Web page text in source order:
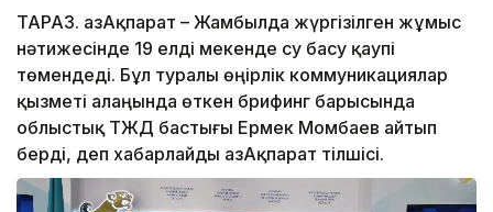
ТАРАЗ. ҚазАқпарат – Жамбылда жүргізілген жұмыс
нәтижесінде 19 елді мекенде су басу қаупі
төмендеді. Бұл туралы өңірлік коммуникациялар
қызметі алаңында өткен брифинг барысында
облыстық ТЖД бастығы Ермек Момбаев айтып
берді, деп хабарлайды ҚазАқпарат тілшісі.